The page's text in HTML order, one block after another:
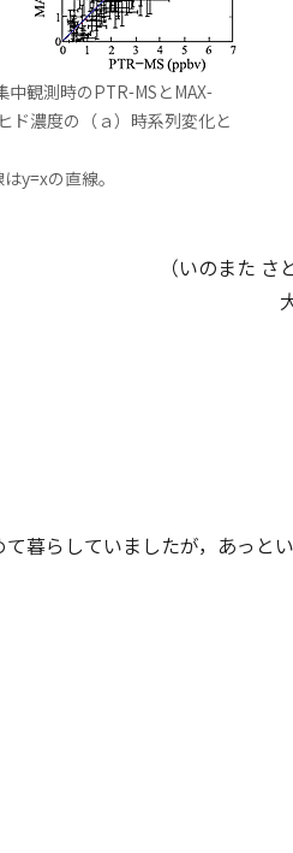
観測時のPTR-MSとMAX-
ド濃度の（ａ）時系列変化と
y=xの直線。
（いのまた
暮らしていましたが，あっと